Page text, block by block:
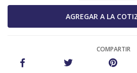
COMPARTIR